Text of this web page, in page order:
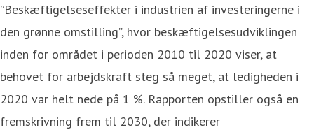
”Beskæftigelseseffekter i industrien af investeringerne i
den grønne omstilling”, hvor beskæftigelsesudviklingen
inden for området i perioden 2010 til 2020 viser, at
behovet for arbejdskraft steg så meget, at ledigheden i
2020 var helt nede på 1 %. Rapporten opstiller også en
fremskrivning frem til 2030, der indikerer